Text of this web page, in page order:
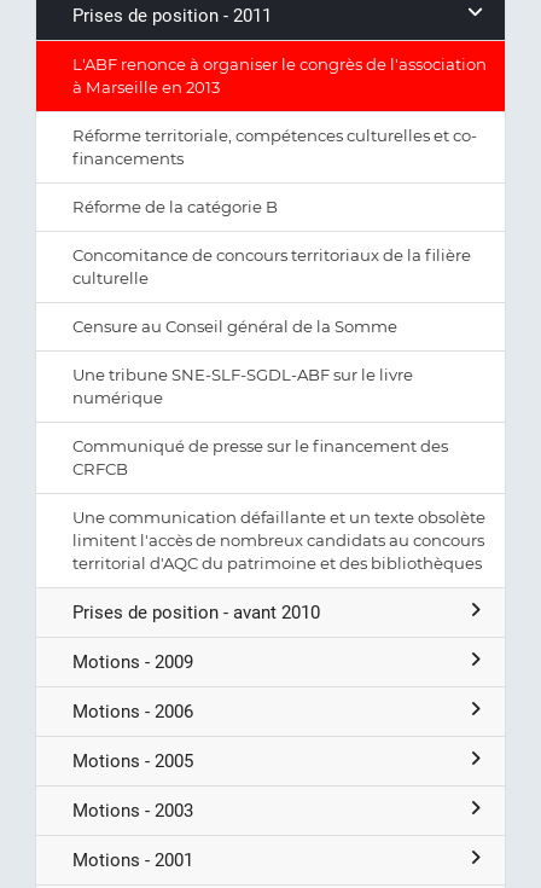
Prises de position - 2011
L'ABF renonce à organiser le congrès de l'association
à Marseille en 2013
Réforme territoriale, compétences culturelles et co-
financements
Réforme de la catégorie B
Concomitance de concours territoriaux de la filière
culturelle
Censure au Conseil général de la Somme
Une tribune SNE-SLF-SGDL-ABF sur le livre
numérique
Communiqué de presse sur le financement des
CRFCB
Une communication défaillante et un texte obsolète
limitent l'accès de nombreux candidats au concours
territorial d'AQC du patrimoine et des bibliothèques
Prises de position - avant 2010
Motions - 2009
Motions - 2006
Motions - 2005
Motions - 2003
Motions - 2001